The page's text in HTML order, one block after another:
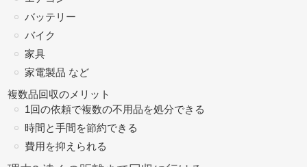
バッテリー
バイク
家具
家電製品 など
複数品回収のメリット
1回の依頼で複数の不用品を処分できる
時間と手間を節約できる
費用を抑えられる